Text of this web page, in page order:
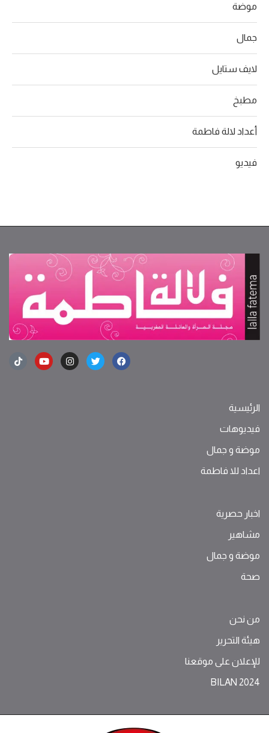
موضة
جمال
لايف ستايل
مطبخ
أعداد لالة فاطمة
فيديو
الرئيسية
فيديوهات
موضة ‫و‬ ‫‬‫جمال‬
اعداد للا فاطمة
اخبار حصرية
مشاهير
موضة ‫و‬ ‫‬‫جمال‬
صحة
من نحن
هيئة التحرير
للإعلان على موقعنا
BILAN 2024